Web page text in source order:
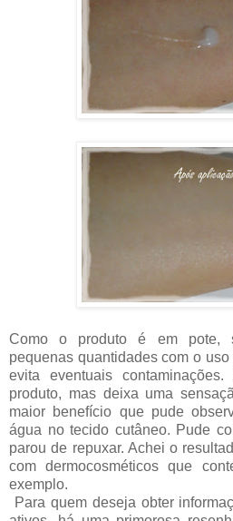
Como o produto é em pote,
pequenas quantidades com o
evita eventuais
produto, mas deixa uma
maior benefício que pude
água no tecido cutâneo. Pude
parou de repuxar. Achei o
com dermocosméticos que
exemplo.
Para quem deseja obter